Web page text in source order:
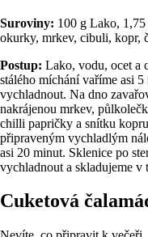
Suroviny: 100 g Lako,
okurky, mrkev, cibuli, kopr,
Postup: Lako, vodu, ocet a
stálého míchání vaříme asi
vychladnout. Na dno
nakrájenou mrkev,
chilli papričky a snítku
připraveným vychladlým
asi 20 minut. Sklenice po
vychladnout a skladujeme v
Cuketová